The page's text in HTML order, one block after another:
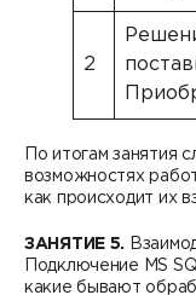
2
По итогам занятия
возможностях
как происходит их
ЗАНЯТИЕ 5.
Подключение MS
какие бывают